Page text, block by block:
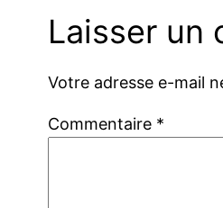
Laisser un
Votre adresse e-mail
Commentaire *